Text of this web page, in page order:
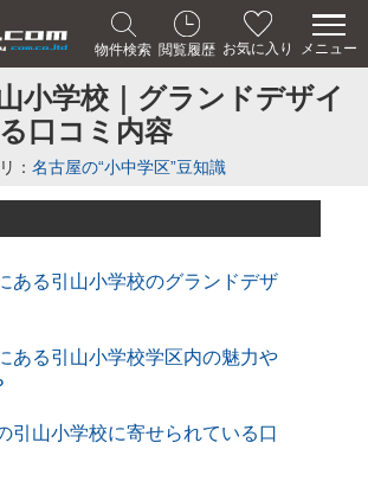
物件検索 閲覧履歴 お気に入り メニュー
小学校｜グランドデザイ
口コミ内容
： 名古屋の“小中学区”豆知識
ある引山小学校のグランドデザ
ある引山小学校学区内の魅力や
引山小学校に寄せられている口